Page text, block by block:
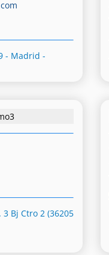
- Madrid -
Bj Ctro 2 (36205